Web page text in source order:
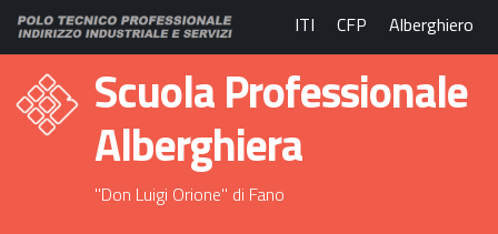
ITI CFP Alberghiero
Scuola Professionale
Alberghiera
"Don Luigi Orione" di Fano